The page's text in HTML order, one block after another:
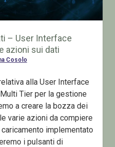
– User Interface
azioni sui dati
Cosolo
alla User Interface
Tier per la gestione
a creare la bozza dei
varie azioni da compiere
implementato
i pulsanti di